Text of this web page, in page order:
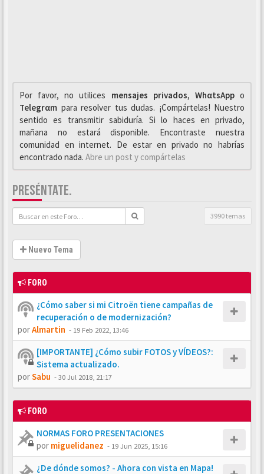
Por favor, no utilices mensajes privados, WhαtsAppo
Telegrαm para resolver tus dudas. ¡Compártelas! Nuestro
sentido es transmitir sabiduría. Si lo haces en privado,
mañana no estará disponible. Encontraste nuestra
comunidad en internet. De estar en privado no habrías
encontrado nada. Abre un post y compártelas
PRESÉNTATE.
3990 temas
Nuevo Tema
FORO
¿Cómo saber si mi Citroën tiene campañas de
recuperación o de modernización?
porAlmartin - 19 Feb 2022, 13:46
[IMPORTANTE] ¿Cómo subir FOTOS y VÍDEOS?:
Sistema actualizado.
porSabu -30 Jul 2018, 21:17
FORO
NORMAS FORO PRESENTACIONES
por miguelidanez - 19 Jun 2025, 15:16
¿De dónde somos? - Ahora con vista en Mapa!